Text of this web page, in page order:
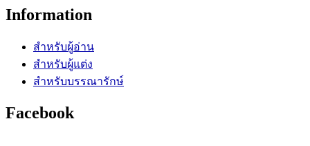
Information
สำหรับผู้อ่าน
สำหรับผู้แต่ง
สำหรับบรรณารักษ์
Facebook